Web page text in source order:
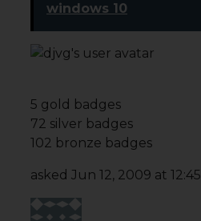
windows 10
5 gold badges
72 silver badges
102 bronze badges
asked Jun 12, 2009 at 12:45